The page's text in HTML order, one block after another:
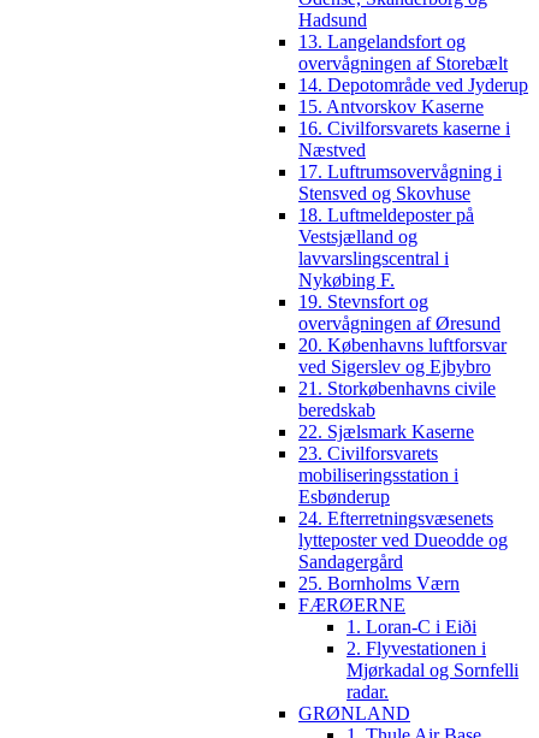
Hadsund
13. Langelandsfort og
overvågningen af Storebælt
14. Depotområde ved Jyderup
15. Antvorskov Kaserne
16. Civilforsvarets kaserne i
Næstved
17. Luftrumsovervågning i
Stensved og Skovhuse
18. Luftmeldeposter på
Vestsjælland og
lavvarslingscentral i
Nykøbing F.
19. Stevnsfort og
overvågningen af Øresund
20. Københavns luftforsvar
ved Sigerslev og Ejbybro
21. Storkøbenhavns civile
beredskab
22. Sjælsmark Kaserne
23. Civilforsvarets
mobiliseringsstation i
Esbønderup
24. Efterretningsvæsenets
lytteposter ved Dueodde og
Sandagergård
25. Bornholms Værn
FÆRØERNE
1. Loran-C i Eiði
2. Flyvestationen i
Mjørkadal og Sornfelli
radar.
GRØNLAND